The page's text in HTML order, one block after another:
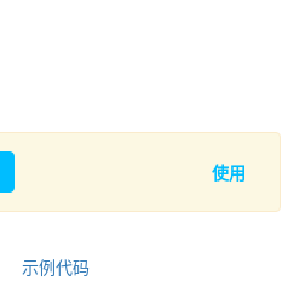
使用
示例代码